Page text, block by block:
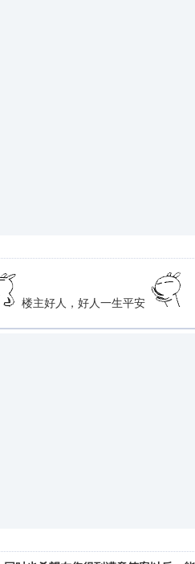
楼主好人，好人一生平安